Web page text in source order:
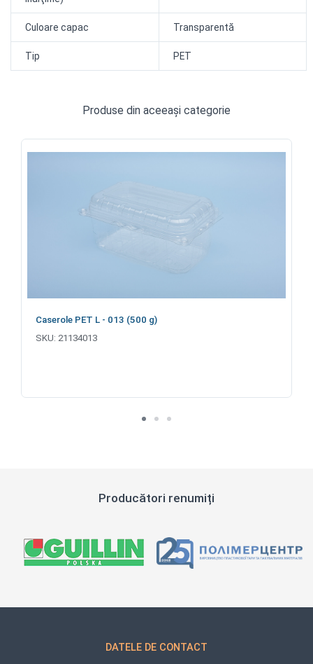
Culoare capac Transparentă
Tip PET
Produse din aceeași categorie
Caserole PET L - 013 (500 g)
SKU: 21134013
Producători renumiți
DATELE DE CONTACT